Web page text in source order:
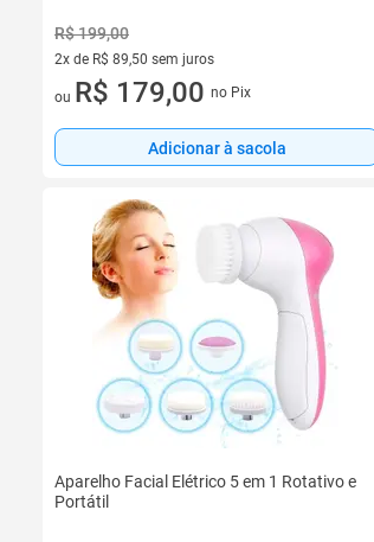
R$ 199,00
2x de R$ 89,50 sem juros
2 vez de R$ 89,50 sem juros
ou R$ 179,00 no Pix
Adicionar à sacola
Aparelho Facial Elétrico 5 em 1 Rotativo e
Portátil